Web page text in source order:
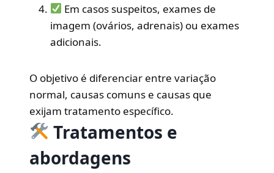
Em casos suspeitos, exames de
imagem (ovários, adrenais) ou exames
adicionais.
O objetivo é diferenciar entre variação
normal, causas comuns e causas que
exijam tratamento específico.
Tratamentos e
abordagens